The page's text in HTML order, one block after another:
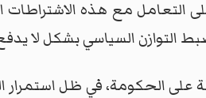
مع هذه الاشتراطات
التوازن السياسي بشكل لا
على الحكومة، في ظل